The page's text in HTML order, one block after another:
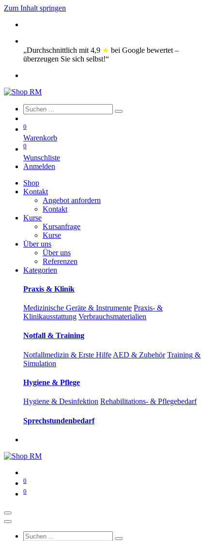
Zum Inhalt springen
„Durchschnittlich mi​t 4,9 ★ bei Google bewertet –
überzeugen Sie sich selbst!“
0
Warenkorb
0
Wunschliste
Anmelden
Shop
Kontakt
Angebot anfordern
Kontakt
Kurse
Kursanfrage
Kurse
Über uns
Über uns
Referenzen
Kategorien
Praxis & Klinik
Medizinische Geräte & Instrumente Praxis- &
Klinikausstattung Verbrauchsmaterialien
Notfall & Training
Notfallmedizin & Erste Hilfe AED & Zubehör Training &
Simulation
Hygiene & Pflege
Hygiene & Desinfektion Rehabilitations- & Pflegebedarf
Sprechstundenbedarf
0
0